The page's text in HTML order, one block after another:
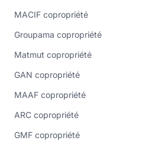
MACIF copropriété
Groupama copropriété
Matmut copropriété
GAN copropriété
MAAF copropriété
ARC copropriété
GMF copropriété